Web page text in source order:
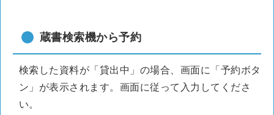
蔵書検索機から予約
検索した資料が「貸出中」の場合、画面に「予約ボタ
ン」が表示されます。画面に従って入力してくださ
い。